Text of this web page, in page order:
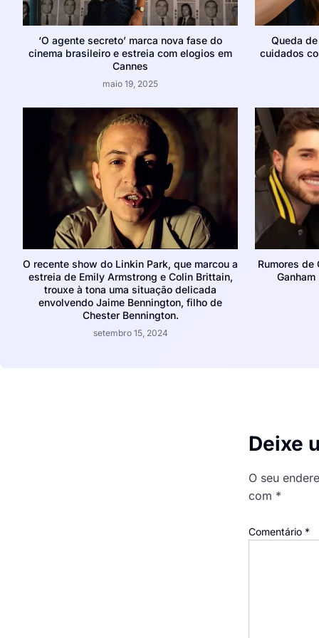
‘O agente secreto’ marca nova fase do
cinema brasileiro e estreia com elogios em
Cannes
maio 19, 2025
Queda
cuidados
O recente show do Linkin Park, que marcou a
estreia de Emily Armstrong e Colin Brittain,
trouxe à tona uma situação delicada
envolvendo Jaime Bennington, filho de
Chester Bennington.
setembro 15, 2024
Rumores de
Deixe
O seu
com *
Comentário *